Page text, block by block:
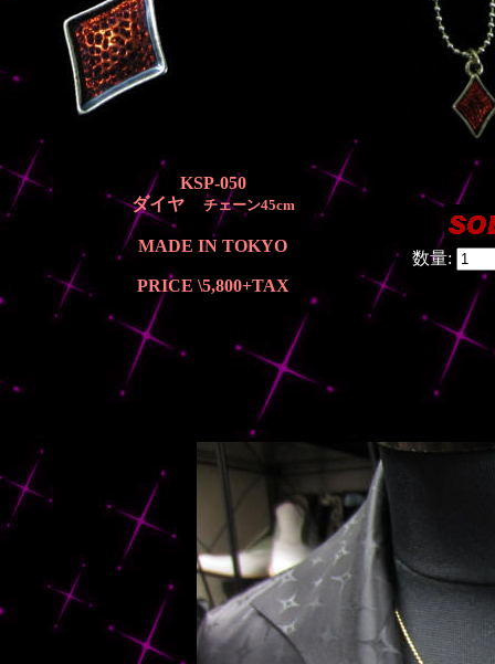
KSP-050
ダイヤ
チェーン45cm
MADE IN TOKYO
PRICE \5,800+TAX
数量: